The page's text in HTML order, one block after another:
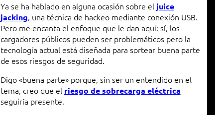
Ya se ha hablado en alguna ocasión sobre el juice
jacking, una técnica de hackeo mediante conexión USB.
Pero me encanta el enfoque que le dan aquí: sí, los
cargadores públicos pueden ser problemáticos pero la
tecnología actual está diseñada para sortear buena parte
de esos riesgos de seguridad.
Digo «buena parte» porque, sin ser un entendido en el
tema, creo que el riesgo de sobrecarga eléctrica
seguiría presente.